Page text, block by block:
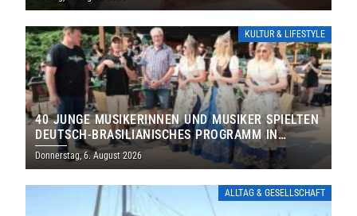
KULTUR & LIFESTYLE
40 JUNGE MUSIKERINNEN UND MUSIKER SPIELTEN
DEUTSCH-BRASILIANISCHES PROGRAMM IN
THOLEY
Donnerstag, 6. August 2026
ALLTAG & GESELLSCHAFT